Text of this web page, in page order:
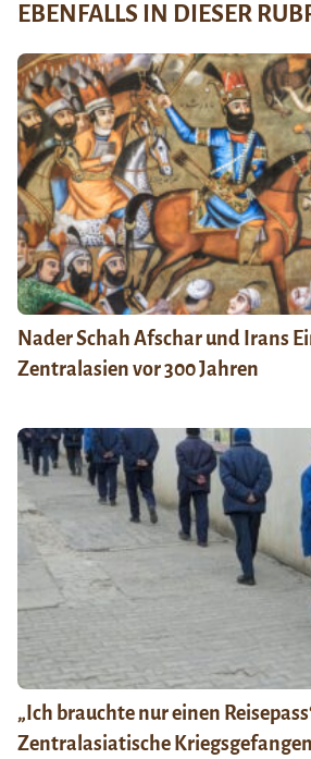
EBENFALLS IN DIESER
Nader Schah Afschar und Irans
Zentralasien vor 300 Jahren
„Ich brauchte nur einen
Zentralasiatische